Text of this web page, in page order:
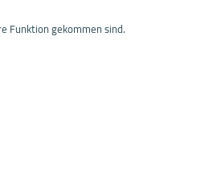
Funktion gekommen sind.